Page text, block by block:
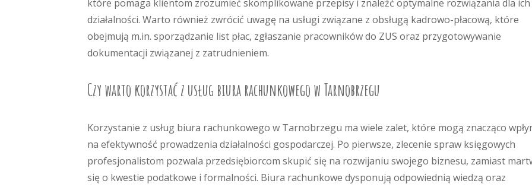
które pomaga klientom zrozumieć skomplikowane przepisy i znaleźć optymalne rozwiązania dla ich
działalności. Warto również zwrócić uwagę na usługi związane z obsługą kadrowo-płacową, które
obejmują m.in. sporządzanie list płac, zgłaszanie pracowników do ZUS oraz przygotowywanie
dokumentacji związanej z zatrudnieniem.
Czy warto korzystać z usług biura rachunkowego w Tarnobrzegu
Korzystanie z usług biura rachunkowego w Tarnobrzegu ma wiele zalet, które mogą znacząco
na efektywność prowadzenia działalności gospodarczej. Po pierwsze, zlecenie spraw księgowych
profesjonalistom pozwala przedsiębiorcom skupić się na rozwijaniu swojego biznesu, zamiast
się o kwestie podatkowe i formalności. Biura rachunkowe dysponują odpowiednią wiedzą oraz